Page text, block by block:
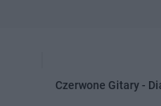
Czerwone Gitary -